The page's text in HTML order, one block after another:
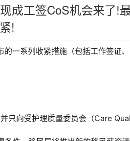
成工签CoS机会来了!
!
一系列收紧措施（包括工作签证
只向受护理质量委员会（Care